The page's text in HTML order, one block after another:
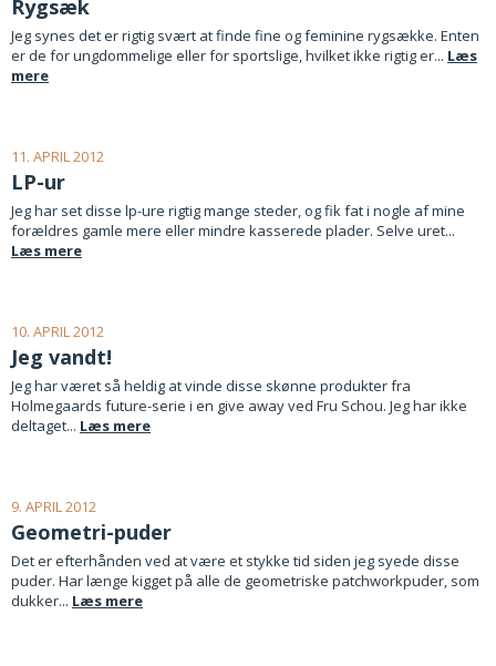
Rygsæk
Jeg synes det er rigtig svært at finde fine og feminine rygsække. Enten
er de for ungdommelige eller for sportslige, hvilket ikke rigtig er... Læs
mere
11. APRIL 2012
LP-ur
Jeg har set disse lp-ure rigtig mange steder, og fik fat i nogle af mine
forældres gamle mere eller mindre kasserede plader. Selve uret...
Læs mere
10. APRIL 2012
Jeg vandt!
Jeg har været så heldig at vinde disse skønne produkter fra
Holmegaards future-serie i en give away ved Fru Schou. Jeg har ikke
deltaget... Læs mere
9. APRIL 2012
Geometri-puder
Det er efterhånden ved at være et stykke tid siden jeg syede disse
puder. Har længe kigget på alle de geometriske patchworkpuder, som
dukker... Læs mere